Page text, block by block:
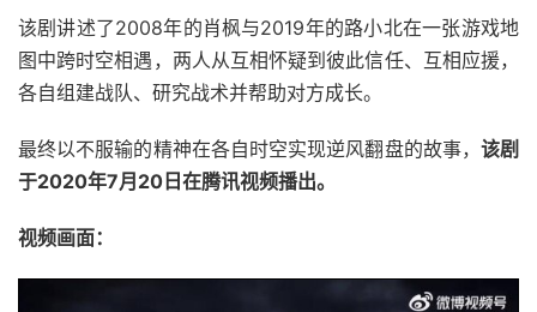
该剧讲述了2008年的肖枫与2019年的路小北在一张游戏地
图中跨时空相遇，两人从互相怀疑到彼此信任、互相应援，
各自组建战队、研究战术并帮助对方成长。
最终以不服输的精神在各自时空实现逆风翻盘的故事， 该剧
于2020年7月20日在腾讯视频播出。
视频画面：